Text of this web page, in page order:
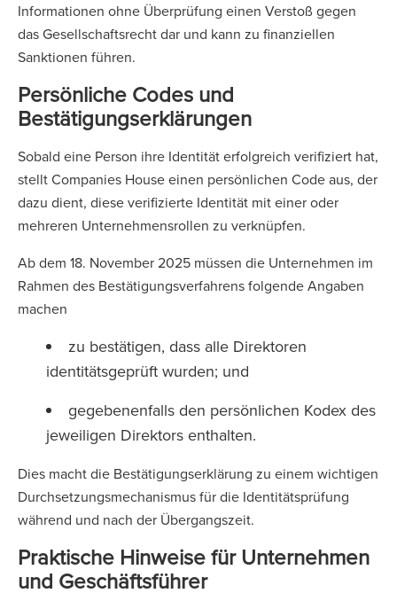
Informationen ohne Überprüfung einen Verstoß gegen
das Gesellschaftsrecht dar und kann zu finanziellen
Sanktionen führen.
Persönliche Codes und
Bestätigungserklärungen
Sobald eine Person ihre Identität erfolgreich verifiziert hat,
stellt Companies House einen persönlichen Code aus, der
dazu dient, diese verifizierte Identität mit einer oder
mehreren Unternehmensrollen zu verknüpfen.
Ab dem 18. November 2025 müssen die Unternehmen im
Rahmen des Bestätigungsverfahrens folgende Angaben
machen
zu bestätigen, dass alle Direktoren
identitätsgeprüft wurden; und
gegebenenfalls den persönlichen Kodex des
jeweiligen Direktors enthalten.
Dies macht die Bestätigungserklärung zu einem wichtigen
Durchsetzungsmechanismus für die Identitätsprüfung
während und nach der Übergangszeit.
Praktische Hinweise für Unternehmen
und Geschäftsführer